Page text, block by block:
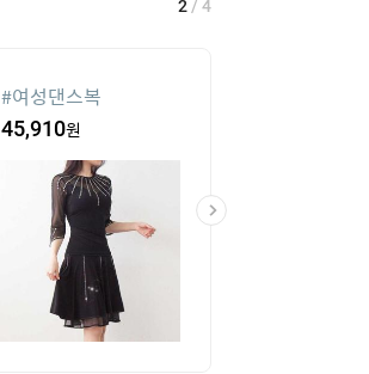
#여성댄스복
45,910원
2 / 4